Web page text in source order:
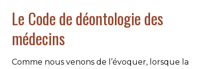
Le Code de déontologie des
médecins
Comme nous venons de l’évoquer, lorsque la